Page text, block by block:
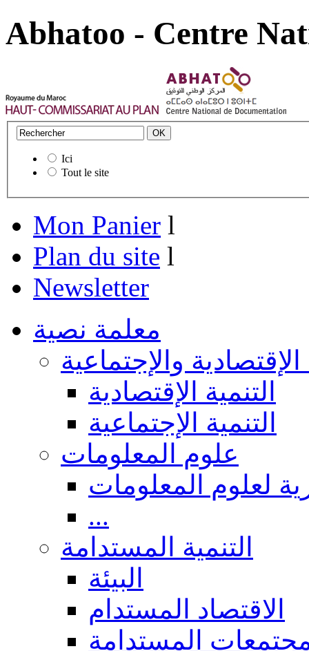
Abhatoo - Centre
Ici
Tout le site
Mon Panier l
Plan du site l
Newsletter
معلمة نصية
الإقتصادية والإجتماعية
التنمية الإقتصادية
التنمية الإجتماعية
علوم المعلومات
لعلوم المعلومات
...
التنمية المستدامة
البيئة
الاقتصاد المستدام
المستدامة